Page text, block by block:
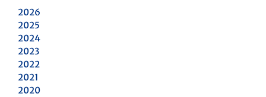
2026
2025
2024
2023
2022
2021
2020